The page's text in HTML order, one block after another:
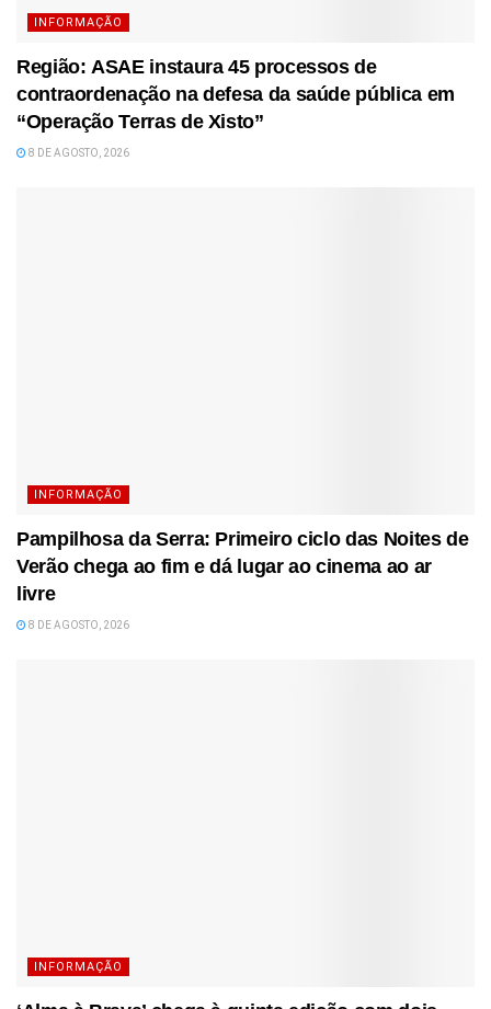
INFORMAÇÃO
Região: ASAE instaura 45 processos de
contraordenação na defesa da saúde pública em
“Operação Terras de Xisto”
8 DE AGOSTO, 2026
INFORMAÇÃO
Pampilhosa da Serra: Primeiro ciclo das Noites de
Verão chega ao fim e dá lugar ao cinema ao ar
livre
8 DE AGOSTO, 2026
INFORMAÇÃO